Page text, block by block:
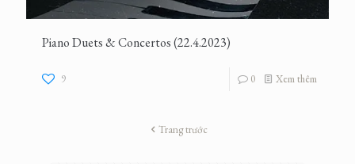
Piano Duets & Concertos (22.4.2023)
9 0 Xem thêm
Trang trước